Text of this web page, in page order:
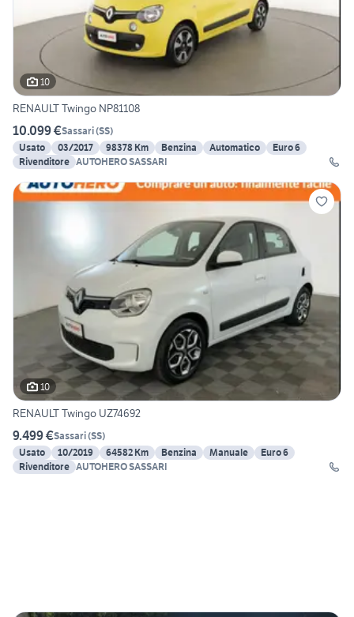
10
RENAULT Twingo NP81108
10.099 €Sassari(SS)
Usato
03/2017 98378 Km Benzina Automatico
Euro 6
Rivenditore AUTOHERO SASSARI
10
RENAULT Twingo UZ74692
9.499 €Sassari(SS)
Usato
10/2019 64582 Km Benzina Manuale
Euro 6
Rivenditore AUTOHERO SASSARI